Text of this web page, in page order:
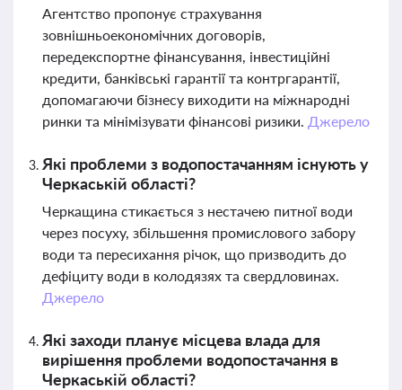
Агентство пропонує страхування
зовнішньоекономічних договорів,
передекспортне фінансування, інвестиційні
кредити, банківські гарантії та контргарантії,
допомагаючи бізнесу виходити на міжнародні
ринки та мінімізувати фінансові ризики. Джерело
Які проблеми з водопостачанням існують у
Черкаській області?
Черкащина стикається з нестачею питної води
через посуху, збільшення промислового забору
води та пересихання річок, що призводить до
дефіциту води в колодязях та свердловинах.
Джерело
Які заходи планує місцева влада для
вирішення проблеми водопостачання в
Черкаській області?